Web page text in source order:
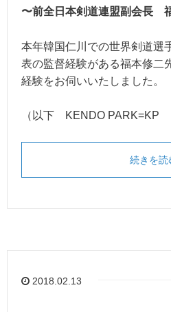
〜前全日本剣道連盟副会長
本年韓国仁川での世界剣道選
表の監督経験がある福本修二
経験をお伺いいたしました。
（以下 KENDO PARK=KP
続きを読
2018.02.13